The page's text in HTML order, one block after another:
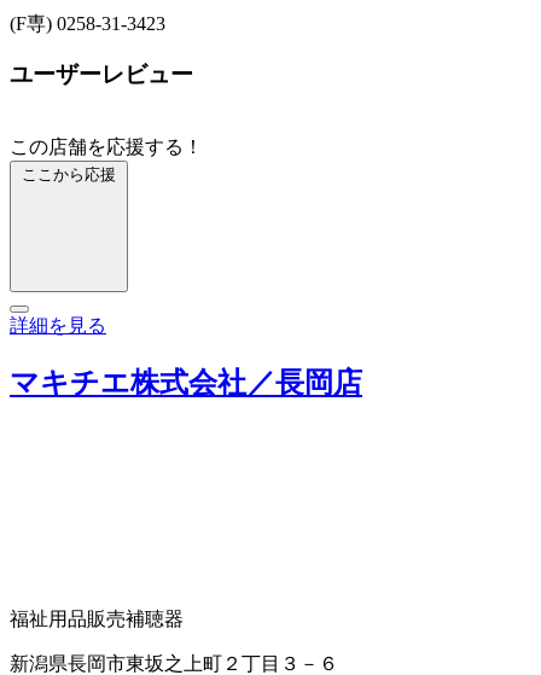
(F専) 0258-31-3423
ユーザーレビュー
この店舗を応援する！
ここから応援
詳細を見る
マキチエ株式会社／長岡店
福祉用品販売補聴器
新潟県長岡市東坂之上町２丁目３－６